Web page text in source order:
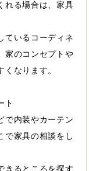
れる場合は、家具
ているコーディネ
家のコンセプトや
なります。
ト
で内装やカーテン
で家具の相談をし
きるところを探す